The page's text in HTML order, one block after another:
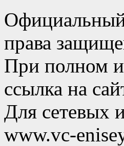
Официальный
права
При полном
ссылка на
Для сетевых
www.vc-